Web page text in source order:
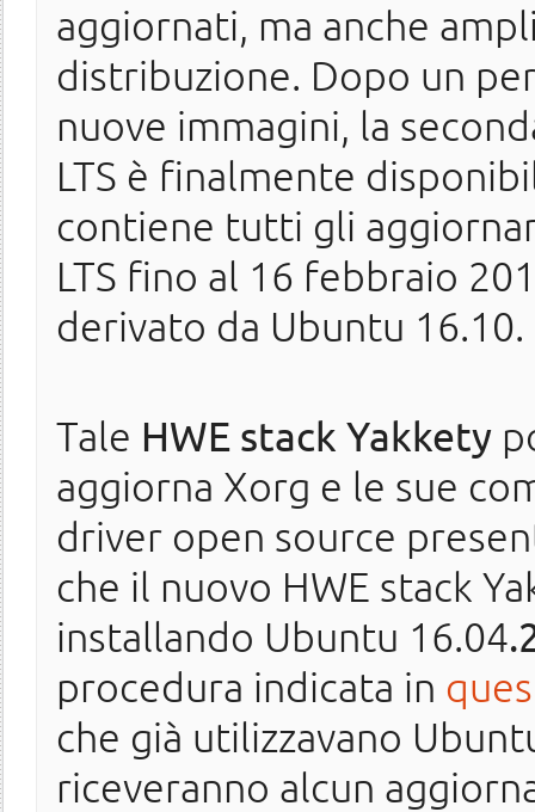
aggiornati, ma anche
distribuzione. Dopo un
nuove immagini, la
LTS è finalmente
contiene tutti gli
LTS fino al 16 febbraio
derivato da Ubuntu 16.10.
Tale HWE stack Yakkety
aggiorna Xorg e le sue
driver open source
che il nuovo HWE stack
installando Ubuntu 16.04
procedura indicata in
che già utilizzavano
riceveranno alcun